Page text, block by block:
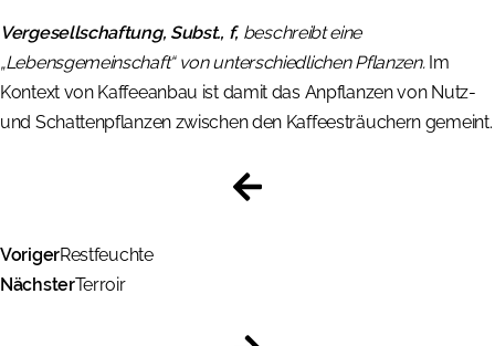
Vergesellschaftung, Subst., f, beschreibt eine
„Lebensgemeinschaft“ von unterschiedlichen Pflanzen.Im
Kontext von Kaffeeanbau ist damit das Anpflanzen von Nutz-
und Schattenpflanzen zwischen den Kaffeesträuchern gemeint.
VorigerRestfeuchte
NächsterTerroir